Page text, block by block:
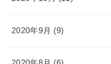
2020年9月 (9)